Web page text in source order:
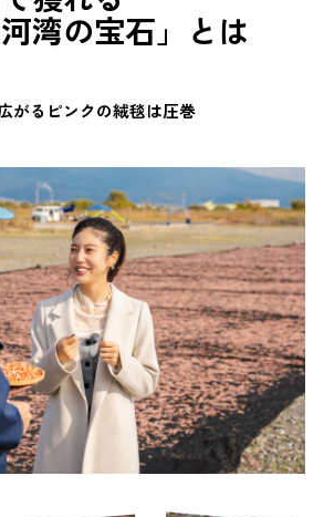
河湾の宝石」とは
がるピンクの絨毯は圧巻